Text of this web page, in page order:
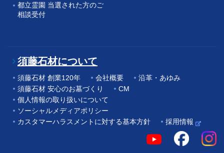
都立霊園 当選された方のご
相談受付
須藤石材について
須藤石材 創業120年 会社概要
沿革・あゆみ
須藤石材 安心のお墓づくり
CM
個人情報の取り扱いについて
ソーシャルメディアポリシー
カスタマーハラスメントに対する基本方針
採用情報